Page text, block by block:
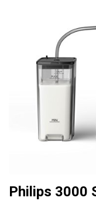
Philips 3000